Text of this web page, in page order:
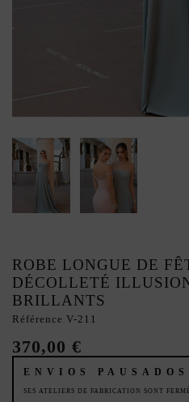
ROBE LONGUE DE
DÉCOLLETÉ
BRILLANTS
Référence V-211
370,00 €
ENVIOS PAUSADOS
SES ATELIERS DE FABRICATION SONT